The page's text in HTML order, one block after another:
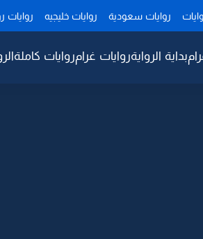
روايات سعودية روايات خليجيه روايات
بداية الروايةروايات غرامروايات كاملة